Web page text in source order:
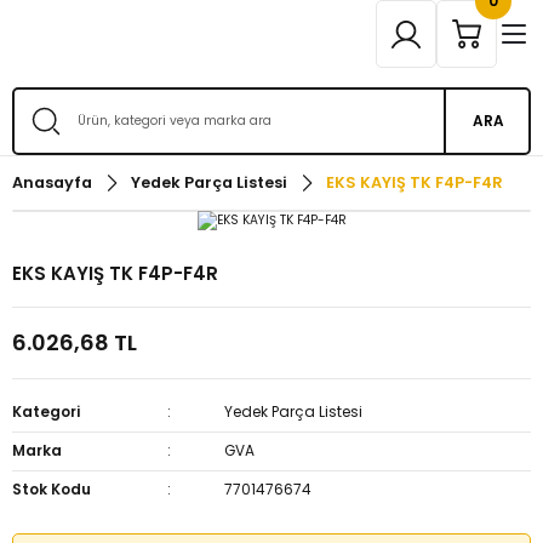
ARA
Anasayfa Yedek Parça Listesi EKS KAYIŞ TK F4P-F4R
EKS KAYIŞ TK F4P-F4R
6.026,68 TL
Kategori
Yedek Parça Listesi
Marka
GVA
Stok Kodu
7701476674